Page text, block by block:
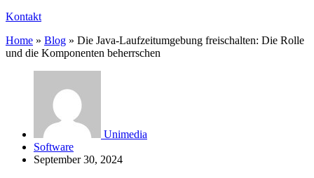
Kontakt
Home » Blog » Die Java-Laufzeitumgebung freischalten: Die Rolle
und die Komponenten beherrschen
Unimedia
Software
September 30, 2024